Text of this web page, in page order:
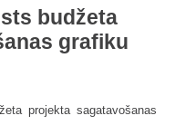
budžeta
grafiku
projekta sagatavošanas